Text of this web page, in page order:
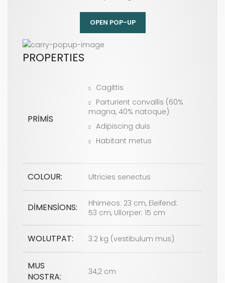
OPEN POP-UP
PROPERTIES
PRIMIS
Cagittis
Parturient convallis (60%
magna, 40% natoque)
Adipiscing duis
Habitant metus
COLOUR: Ultricies senectus
DIMENSIONS:
Hhimeos: 23 cm, Eleifend:
53 cm, Ullorper: 15 cm
WOLUTPAT: 3.2 kg (vestibulum mus)
MUS
NOSTRA:
34,2 cm